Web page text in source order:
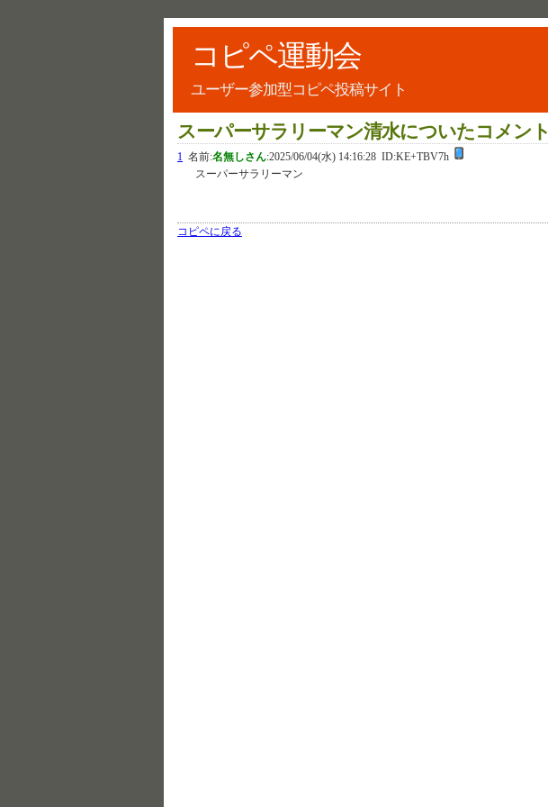
コピペ運動会
ユーザー参加型コピペ投稿サイト
スーパーサラリーマン清水についたコメント
1 名前:名無しさん:2025/06/04(水) 14:16:28 ID:KE+TBV7h
スーパーサラリーマン
コピペに戻る